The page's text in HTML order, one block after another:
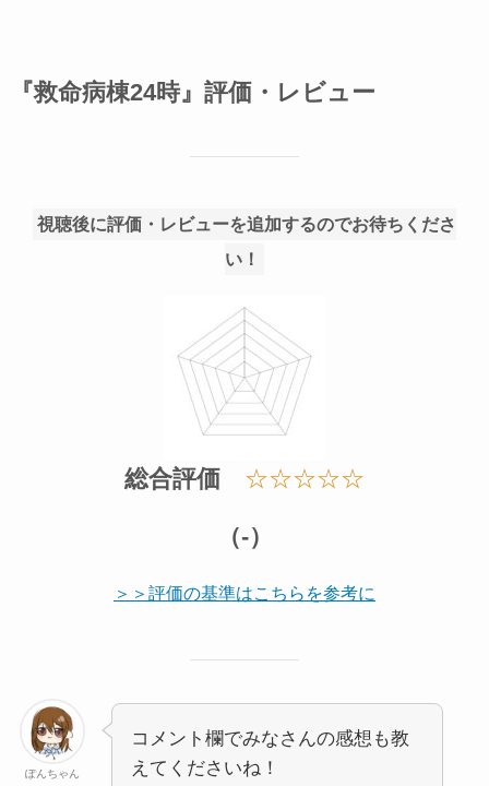
『救命病棟24時』評価・レビュー
視聴後に評価・レビューを追加するのでお待ちくださ
い！
総合評価 ☆☆☆☆☆
（-）
＞＞評価の基準はこちらを参考に
ぽんちゃん
コメント欄でみなさんの感想も教
えてくださいね！